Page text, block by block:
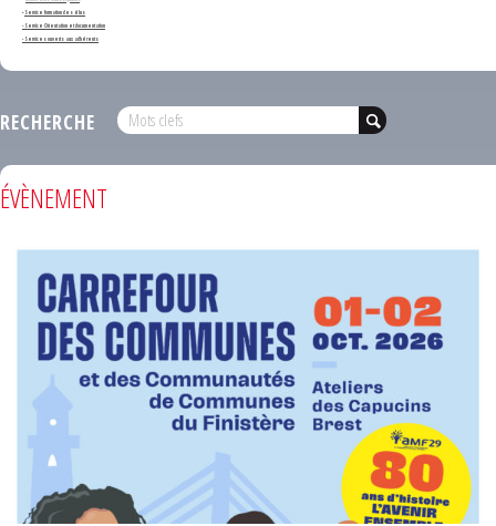
-Service formation des élus
- Service Orientation et documentation
- Services ouverts aux adhérents
RECHERCHE
ÉVÈNEMENT